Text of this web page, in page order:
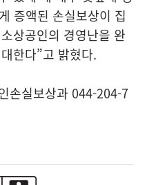
증액된 손실보상이 집
상공인의 경영난을 완
한다”고 밝혔다.
손실보상과 044-204-7